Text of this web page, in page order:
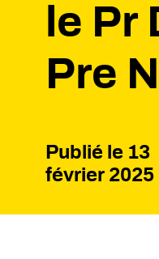
le Pr
Pre
Publié le 13
février 2025